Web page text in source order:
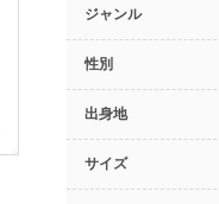
ジャンル
性別
出身地
サイズ